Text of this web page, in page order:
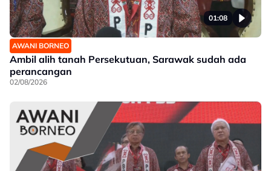
01:08
AWANI BORNEO
Ambil alih tanah Persekutuan, Sarawak sudah ada
perancangan
02/08/2026